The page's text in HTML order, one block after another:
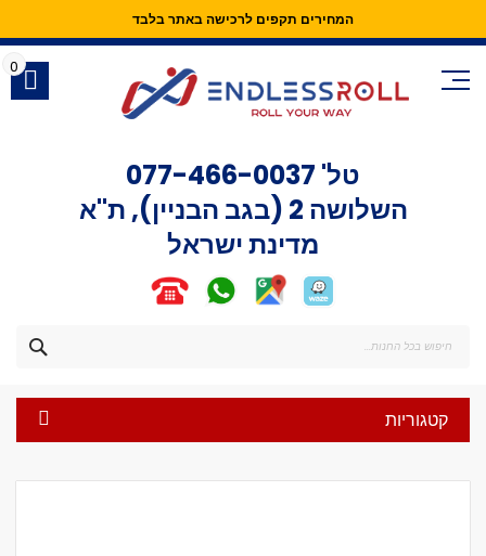
המחירים תקפים לרכישה באתר בלבד
Skip
Content
טל' 077-466-0037
השלושה 2 (בגב הבניין), ת"א
מדינת ישראל
0
קטגוריות